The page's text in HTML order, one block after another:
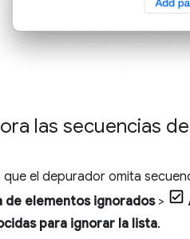
las secuencias
que el depurador omita
de elementos ignorados>
para ignorar la lista.